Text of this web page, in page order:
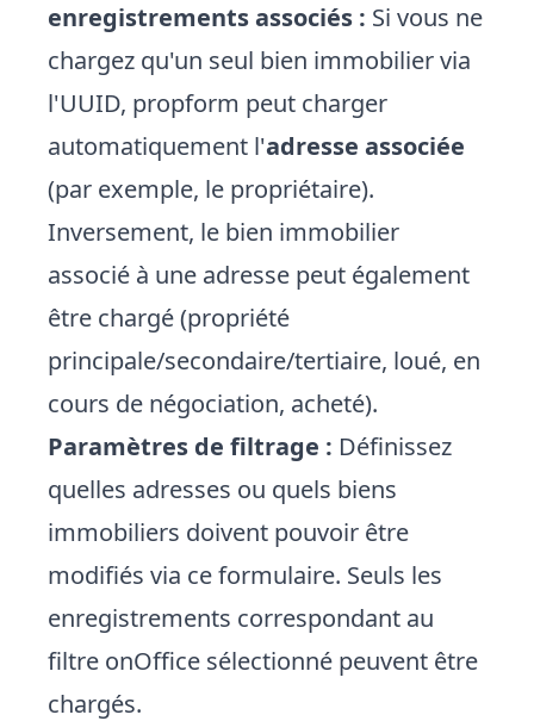
enregistrements associés : Si vous ne
chargez qu'un seul bien immobilier via
l'UUID, propform peut charger
automatiquement l'adresse associée
(par exemple, le propriétaire).
Inversement, le bien immobilier
associé à une adresse peut également
être chargé (propriété
principale/secondaire/tertiaire, loué, en
cours de négociation, acheté).
Paramètres de filtrage : Définissez
quelles adresses ou quels biens
immobiliers doivent pouvoir être
modifiés via ce formulaire. Seuls les
enregistrements correspondant au
filtre onOffice sélectionné peuvent être
chargés.